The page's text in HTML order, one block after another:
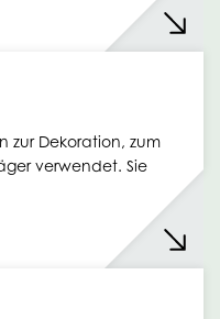
zur Dekoration, zum
verwendet. Sie